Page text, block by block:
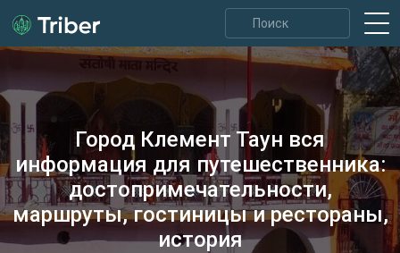
Город Клемент Таун вся
информация для путешественника:
достопримечательности,
маршруты, гостиницы и рестораны,
история